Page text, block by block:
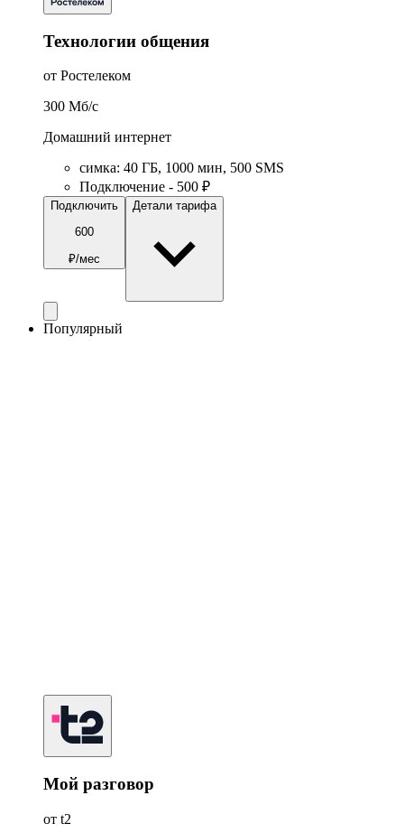
Технологии общения
от Ростелеком
300 Мб/c
Домашний интернет
симка: 40 ГБ, 1000 мин, 500 SMS
Подключение - 500 ₽
Подключить
600
₽/мес
Детали тарифа
Популярный
Мой разговор
от t2